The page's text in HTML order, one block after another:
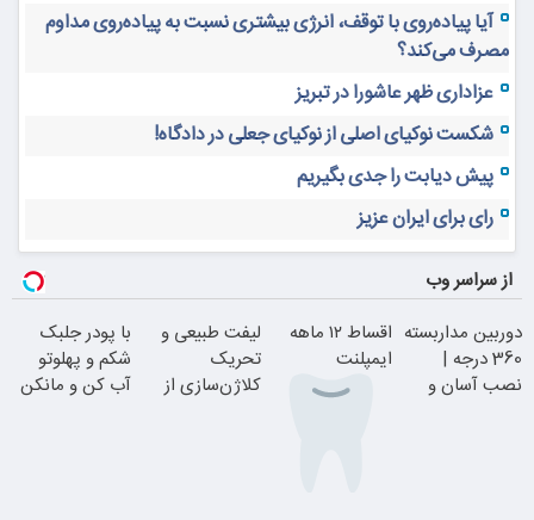
آیا پیاده‌روی با توقف، انرژی بیشتری نسبت به پیاده‌روی مداوم
مصرف می‌کند؟
عزاداری ظهر عاشورا در تبریز
شکست نوکیای اصلی از نوکیای جعلی در دادگاه!
پیش دیابت را جدی بگیریم
رای برای ایران عزیز
از سراسر وب
دوربین مداربسته
360 درجه |
نصب آسان و
اقساط ۱۲ ماهه
ایمپلنت
لیفت طبیعی و
تحریک
کلاژن‌سازی از
با پودر جلبک
شکم و پهلوتو
آب کن و مانکن